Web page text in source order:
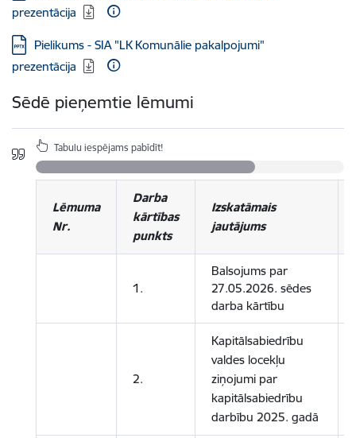
prezentācija
Lejupielādēt:
Pielikums - SIA "LK Komunālie pakalpojumi"
prezentācija
Sēdē pieņemtie lēmumi
Tabulu iespējams pabīdīt!
Lēmuma
Nr.
Darba
kārtības
punkts
Izskatāmais
jautājums
1.
Balsojums par
27.05.2026. sēdes
darba kārtību
2.
Kapitālsabiedrību
valdes locekļu
ziņojumi par
kapitālsabiedrību
darbību 2025. gadā